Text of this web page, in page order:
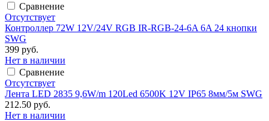
Сравнение
Отсутствует
Контроллер 72W 12V/24V RGB IR-RGB-24-6A 6A 24 кнопки
SWG
399 руб.
Нет в наличии
Сравнение
Отсутствует
Лента LED 2835 9,6W/m 120Led 6500K 12V IP65 8мм/5м SWG
212.50 руб.
Нет в наличии